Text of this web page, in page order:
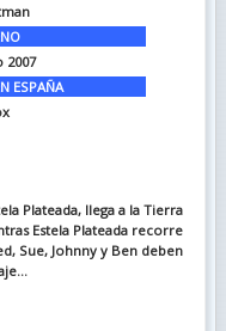
2007
ESPAÑA
Plateada, llega a la Tierra
Estela Plateada recorre
Sue, Johnny y Ben deben